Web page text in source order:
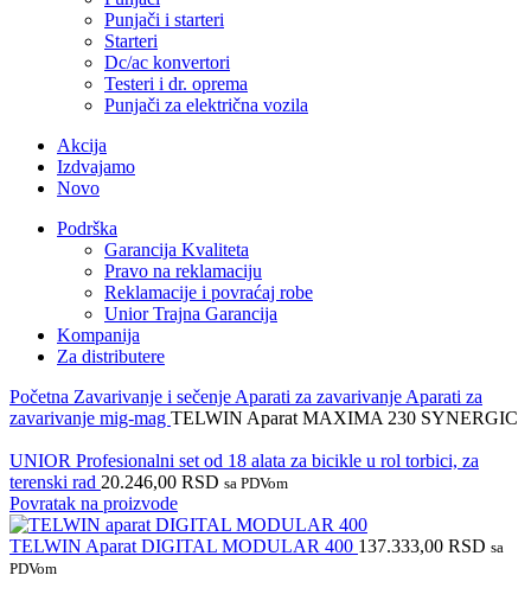
Punjači i starteri
Starteri
Dc/ac konvertori
Testeri i dr. oprema
Punjači za električna vozila
Akcija
Izdvajamo
Novo
Podrška
Garancija Kvaliteta
Pravo na reklamaciju
Reklamacije i povraćaj robe
Unior Trajna Garancija
Kompanija
Za distributere
Početna Zavarivanje i sečenje Aparati za zavarivanje Aparati za
zavarivanje mig-mag TELWIN Aparat MAXIMA 230 SYNERGIC
UNIOR Profesionalni set od 18 alata za bicikle u rol torbici, za
terenski rad 20.246,00 RSD sa PDVom
Povratak na proizvode
TELWIN Aparat DIGITAL MODULAR 400 137.333,00 RSD sa
PDVom